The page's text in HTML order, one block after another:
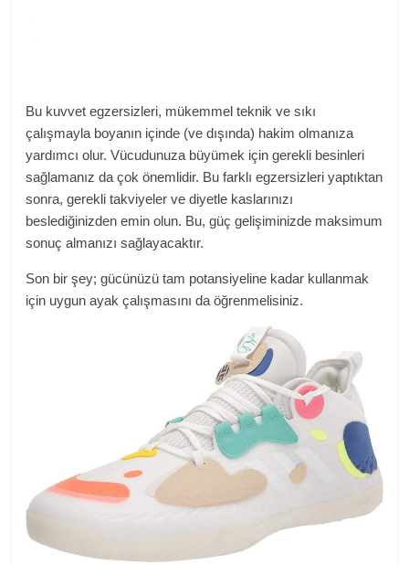
Bu kuvvet egzersizleri, mükemmel teknik ve sıkı
çalışmayla boyanın içinde (ve dışında) hakim olmanıza
yardımcı olur. Vücudunuza büyümek için gerekli besinleri
sağlamanız da çok önemlidir. Bu farklı egzersizleri yaptıktan
sonra, gerekli takviyeler ve diyetle kaslarınızı
beslediğinizden emin olun. Bu, güç gelişiminizde maksimum
sonuç almanızı sağlayacaktır.
Son bir şey; gücünüzü tam potansiyeline kadar kullanmak
için uygun ayak çalışmasını da öğrenmelisiniz.